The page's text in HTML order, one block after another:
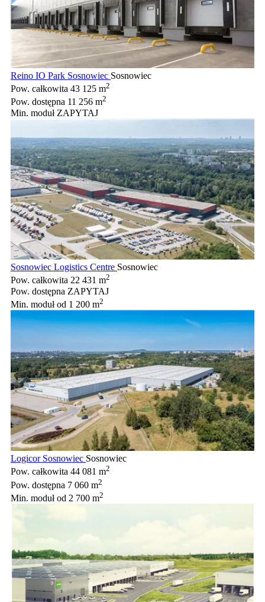
Reino IO Park Sosnowiec Sosnowiec
Pow. całkowita 43 125 m2
Pow. dostępna 11 256 m2
Min. moduł ZAPYTAJ
Sosnowiec Logistics Centre Sosnowiec
Pow. całkowita 22 431 m2
Pow. dostępna ZAPYTAJ
Min. modułod 1 200 m2
Logicor Sosnowiec Sosnowiec
Pow. całkowita 44 081 m2
Pow. dostępna 7 060 m2
Min. modułod 2 700 m2